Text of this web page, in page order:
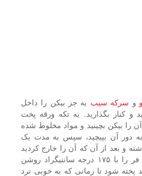
و سرکه سیب به جز بیکن را داخل
و کنار بگذارید. یه تکه ورقه پخت
را بیکن بچینید و مواد مخلوط شده
دور آن بپیچید، سپس به مدت یک
و بعد از آن که آن را خارج کردید
بگذارید با دمای هوا گرم شود. فر را با ۱۷۵ درجه سانتیگراد روشن
پخته شود تا زمانی که به خوبی ترد